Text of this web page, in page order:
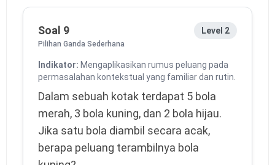
Soal 9
Pilihan Ganda Sederhana
Level 2
Indikator: Mengaplikasikan rumus peluang pada
permasalahan kontekstual yang familiar dan rutin.
Dalam sebuah kotak terdapat 5 bola
merah, 3 bola kuning, dan 2 bola hijau.
Jika satu bola diambil secara acak,
berapa peluang terambilnya bola